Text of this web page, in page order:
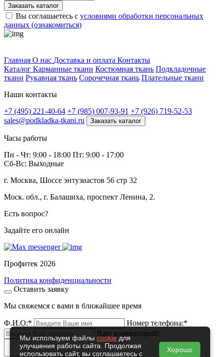
Заказать каталог
Вы соглашаетесь с условиями обработки персональных
данных (ознакомиться)
Главная О нас Доставка и оплата Контакты
Каталог Карманные ткани Костюмная ткань Подкладочные
ткани Рукавная ткань Сорочечная ткань Плательные ткани
Наши контакты
+7 (495) 221-40-64 +7 (985) 007-93-91 +7 (926) 719-52-53
sales@podkladka-tkani.ru
Заказать каталог
Часы работы
Пн - Чт: 9:00 - 18:00 Пт: 9:00 - 17:00
Сб-Вс: Выходные
г. Москва, Шоссе энтузиастов 56 стр 32
Моск. обл., г. Балашиха, проспект Ленина, 2.
Есть вопрос?
Задайте его онлайн
Профитек 2026
Политика конфиденциальности
Оставить заявку
Мы свяжемся с вами в ближайшее время
Ф.И.О:* Номер телефона:*
Ваш комментарий:
Мы используем файлы cookieдля
улучшения работы сайта. Продолжая
использовать сайт, вы соглашаетесь с
Хорошо